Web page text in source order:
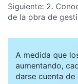
era del dominio
preguntar es:
Dios
una enseñanza
Siguiente: 2.
de la obra de
A medida que
aumentando,
darse cuenta